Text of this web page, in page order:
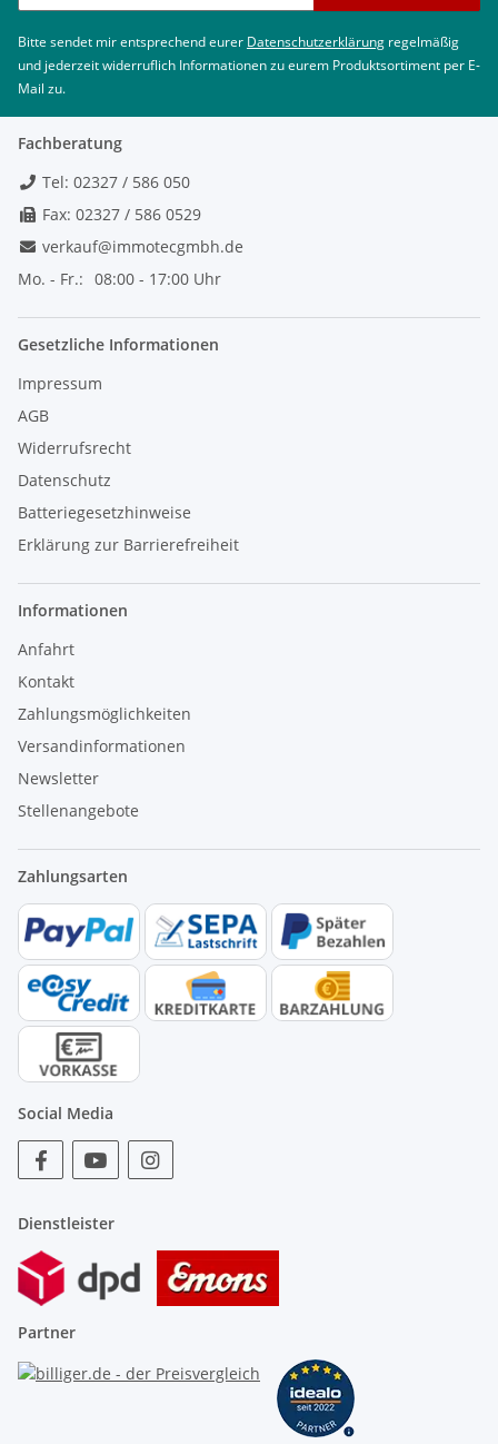
Bitte sendet mir entsprechend eurer Datenschutzerklärung regelmäßig
und jederzeit widerruflich Informationen zu eurem Produktsortiment per E-
Mail zu.
Fachberatung
Tel: 02327 / 586 050
Fax: 02327 / 586 0529
verkauf@immotecgmbh.de
Mo. - Fr.: 08:00 - 17:00 Uhr
Gesetzliche Informationen
Impressum
AGB
Widerrufsrecht
Datenschutz
Batteriegesetzhinweise
Erklärung zur Barrierefreiheit
Informationen
Anfahrt
Kontakt
Zahlungsmöglichkeiten
Versandinformationen
Newsletter
Stellenangebote
Zahlungsarten
Social Media
Dienstleister
Partner